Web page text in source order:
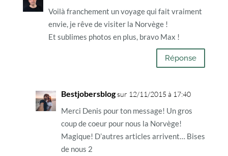
Voilà franchement un voyage qui fait vraiment
envie, je rêve de visiter la Norvège !
Et sublimes photos en plus, bravo Max !
Réponse
Bestjobersblogsur 12/11/2015 à 17:40
Merci Denis pour ton message! Un gros
coup de coeur pour nous la Norvège!
Magique! D’autres articles arrivent… Bises
de nous 2